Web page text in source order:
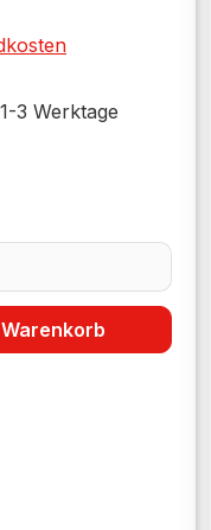
3 Werktage